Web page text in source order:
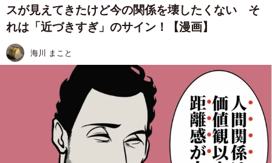
スが見えてきたけど今の関係を壊したくない そ
れは「近づきすぎ」のサイン！【漫画】
海川 まこと